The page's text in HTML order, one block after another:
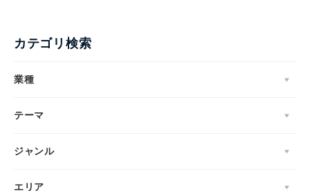
カテゴリ検索
業種
テーマ
ジャンル
エリア